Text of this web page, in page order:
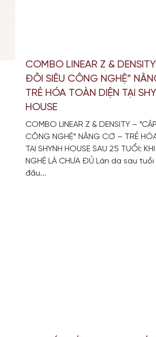
COMBO LINEAR Z &
ĐÔI SIÊU CÔNG NGHỆ”
TRẺ HÓA TOÀN DIỆN TẠI
HOUSE
COMBO LINEAR Z & DENSITY –
CÔNG NGHỆ” NÂNG CƠ – TRẺ
TẠI SHYNH HOUSE SAU 25 TUỔI:
NGHỆ LÀ CHƯA ĐỦ Làn da sau
đầu...